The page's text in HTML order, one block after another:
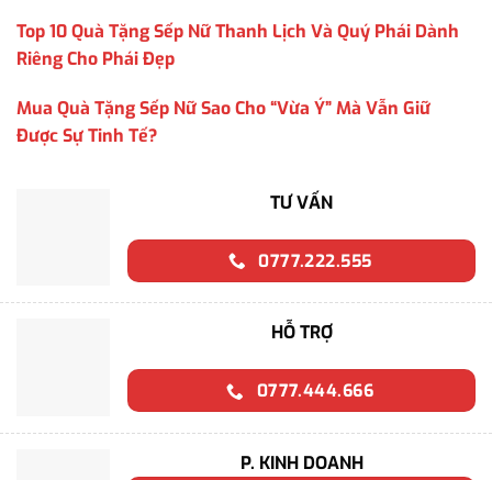
Top 10 Quà Tặng Sếp Nữ Thanh Lịch Và Quý Phái Dành
Riêng Cho Phái Đẹp
Mua Quà Tặng Sếp Nữ Sao Cho “Vừa Ý” Mà Vẫn Giữ
Được Sự Tinh Tế?
TƯ VẤN
0777.222.555
HỖ TRỢ
0777.444.666
P. KINH DOANH